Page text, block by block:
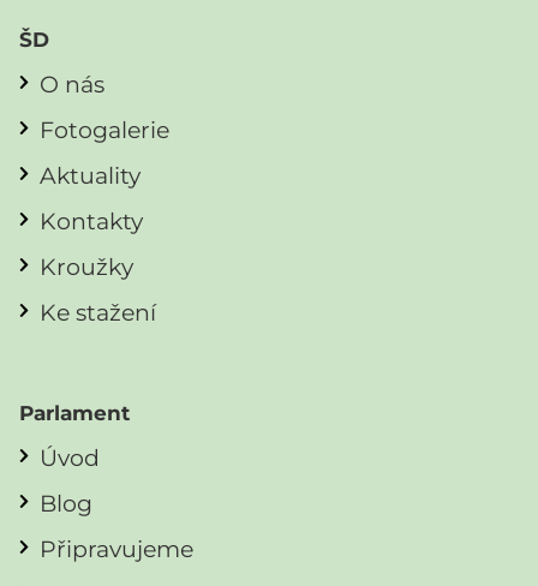
ŠD
O nás
Fotogalerie
Aktuality
Kontakty
Kroužky
Ke stažení
Parlament
Úvod
Blog
Připravujeme